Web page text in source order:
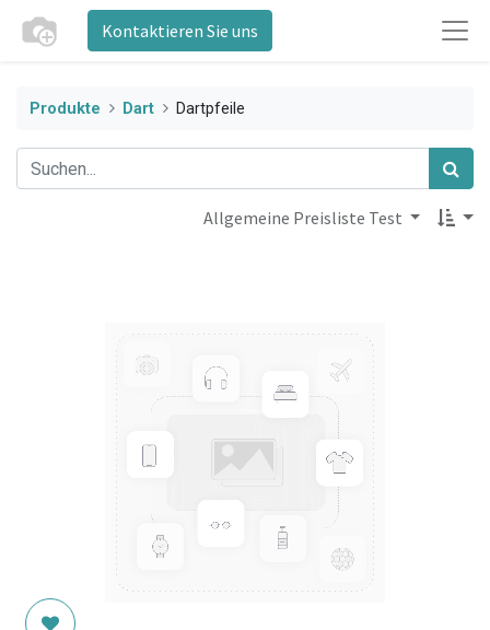
Kontaktieren Sie uns
Produkte Dart Dartpfeile
Allgemeine Preisliste Test